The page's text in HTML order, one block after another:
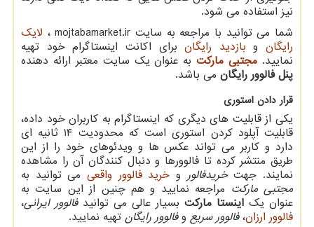
نیز استفاده می شود.
شما می توانید با مراجعه به سایت mojtabamarket.ir، لایک
رایگان و بازدید رایگانبرای اکانت اینستاگرام خود تهیه
نمایید. مجتبی مارکتبه عنوان یک سایت معتبر ارائه دهنده
پنل فالوور رایگان می باشد.
قرار دادن استوری
یکی از قابلیت های دیگری که اینستاگرام به کاربران خود داده،
قابلیت آپلود کردن استوری است که محدودیت ۱۴ ثانیه ای
دارد و کاربر می تواند عکس ها و ویدئوهای خود را از این
طریق منتشر کرده تا فالوورها و دنبال کنندگان آن را مشاهده
نمایند. جهتخریدفالور و خرید فالوور واقعی می توانید به
مجتبی مارکت مراجعه نمایید و هم چنین از این سایت به
عنوان یک اینستا مارکت بسیار عالی می توانیدفالوور ایرانی،
فالوور ارزان،فالوور سریع وفالوور رایگان تهیه نمایید.